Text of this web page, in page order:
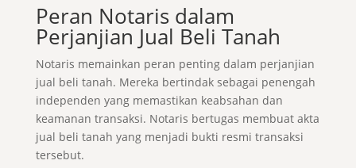
Peran Notaris dalam
Perjanjian Jual Beli Tanah
Notaris memainkan peran penting dalam perjanjian
jual beli tanah. Mereka bertindak sebagai penengah
independen yang memastikan keabsahan dan
keamanan transaksi. Notaris bertugas membuat akta
jual beli tanah yang menjadi bukti resmi transaksi
tersebut.